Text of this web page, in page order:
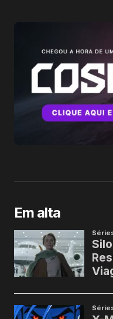
Em alta